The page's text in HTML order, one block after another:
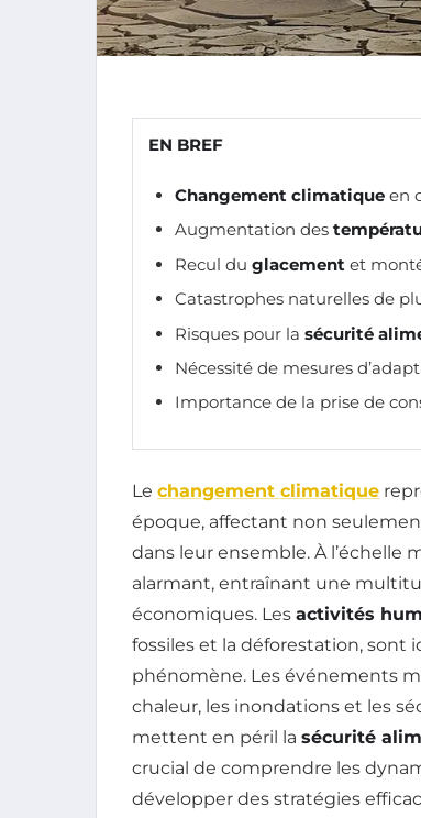
EN BREF
Changement climatique en
Augmentation des
Recul du glacement et
Catastrophes naturelles de
Risques pour la sécurité
Nécessité de mesures
Importance de la prise de
Le changement climatique
époque, affectant non
dans leur ensemble. À
alarmant, entraînant une
économiques. Les activités
fossiles et la déforestation,
phénomène. Les événements
chaleur, les inondations et les
mettent en péril la sécurité
crucial de comprendre les
développer des stratégies